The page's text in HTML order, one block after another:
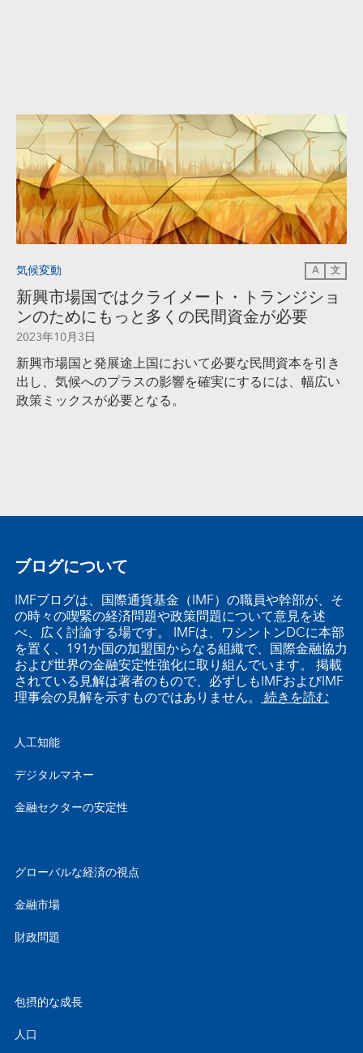
気候変動 A 文
新興市場国ではクライメート・トランジショ
ンのためにもっと多くの民間資金が必要
2023年10月3日
新興市場国と発展途上国において必要な民間資本を引き
出し、気候へのプラスの影響を確実にするには、幅広い
政策ミックスが必要となる。
ブログについて
IMFブログは、国際通貨基金（IMF）の職員や幹部が、そ
の時々の喫緊の経済問題や政策問題について意見を述
べ、広く討論する場です。 IMFは、ワシントンDCに本部
を置く、191か国の加盟国からなる組織で、国際金融協力
および世界の金融安定性強化に取り組んでいます。 掲載
されている見解は著者のもので、必ずしもIMFおよびIMF
理事会の見解を示すものではありません。 続きを読む
人工知能
デジタルマネー
金融セクターの安定性
グローバルな経済の視点
金融市場
財政問題
包摂的な成長
人口